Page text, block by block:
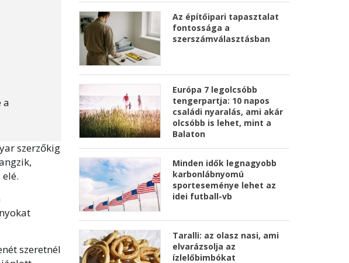
a
szerzőkig
szeretnél
Az építőipari tapasztalat
fontossága a
szerszámválasztásban
Európa 7 legolcsóbb
tengerpartja: 10 napos
családi nyaralás, ami akár
olcsóbb is lehet, mint a
Balaton
Minden idők legnagyobb
karbonlábnyomú
sporteseménye lehet az
idei futball-vb
Taralli: az olasz nasi, ami
elvarázsolja az
ízlelőbimbókat